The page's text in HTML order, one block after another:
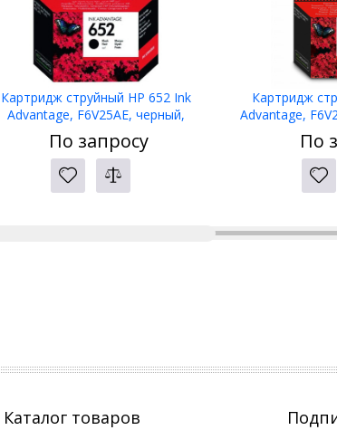
Картридж струйный HP 652 Ink
Advantage, F6V25AE, черный,
сов.модели DeskJet Ink Advantage
2135/3635/3835/4535/4675
По запросу
Картридж
Advantage,
сов.модели
2135/По
Каталог товаров